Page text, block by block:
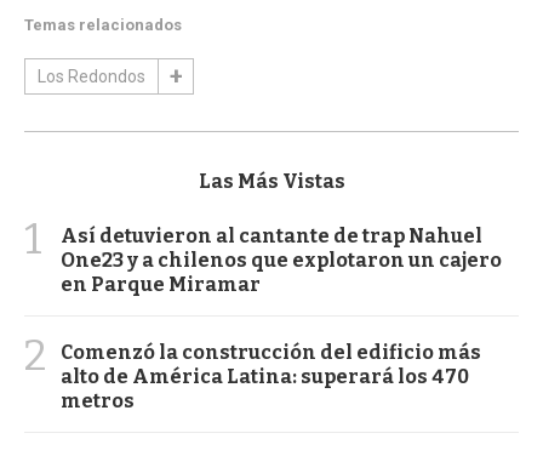
Temas relacionados
Los Redondos
Las Más Vistas
1
Así detuvieron al cantante de trap Nahuel
One23 y a chilenos que explotaron un cajero
en Parque Miramar
2
Comenzó la construcción del edificio más
alto de América Latina: superará los 470
metros